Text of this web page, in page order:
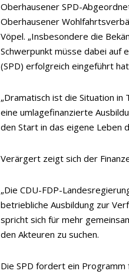
Oberhausener SPD-
Oberhausener
Vöpel. „Insbesondere die
Schwerpunkt müsse dabei auf
(SPD) erfolgreich eingeführt
„Dramatisch ist die Situation
eine umlagefinanzierte
den Start in das eigene Leben
Verärgert zeigt sich der
„Die CDU-FDP-
betriebliche Ausbildung zur
spricht sich für mehr
den Akteuren zu suchen.
Die SPD fordert ein